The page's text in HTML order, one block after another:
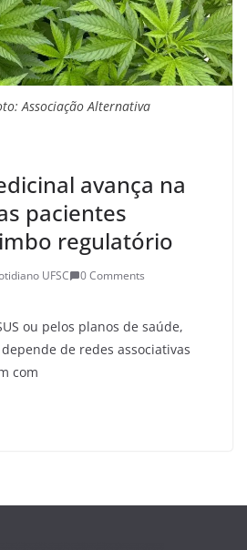
Associação Alternativa
avança na
pacientes
regulatório
UFSC
0 Comments
ou pelos planos de saúde,
de redes associativas
com